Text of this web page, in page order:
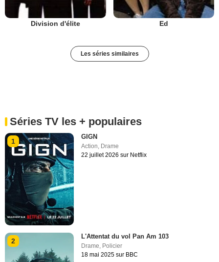
Division d'élite Ed
Les séries similaires
Séries TV les + populaires
1
GIGN
Action, Drame
22 juillet 2026 sur Netflix
2
L'Attentat du vol Pan Am 103
Drame Policier
18 mai 2025 sur BBC